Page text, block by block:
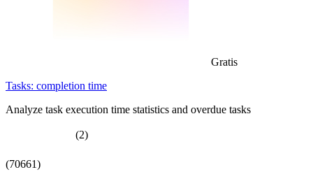
Gratis
Tasks: completion time
Analyze task execution time statistics and overdue tasks
(2)
(70661)